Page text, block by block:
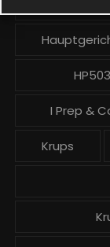
I Prep &
Krups